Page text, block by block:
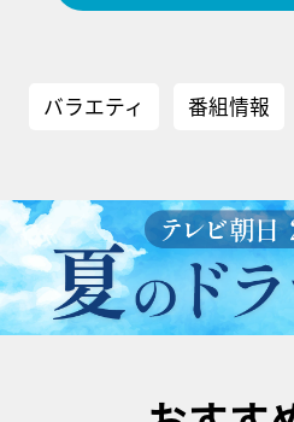
バラエティ 番組情報